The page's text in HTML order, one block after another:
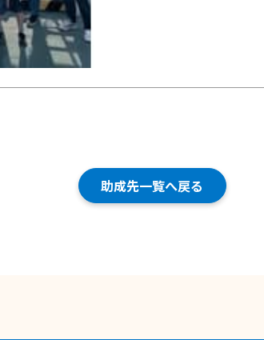
助成先一覧へ戻る